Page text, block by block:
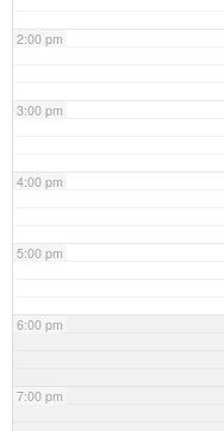
2:00 pm
3:00 pm
4:00 pm
5:00 pm
6:00 pm
7:00 pm